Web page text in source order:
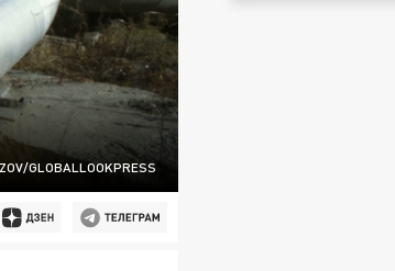
GLOBALLOOKPRESS